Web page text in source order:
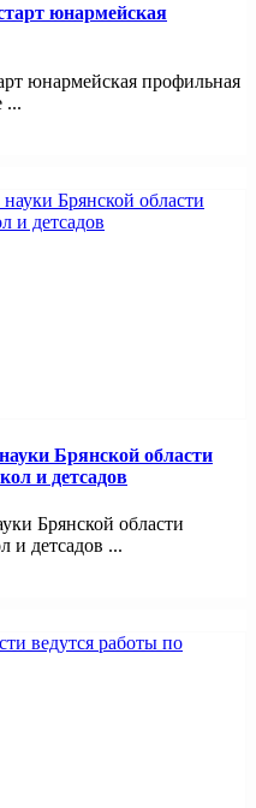
юнармейская
юнармейская профильная
...
Брянской области
и детсадов
Брянской области
и детсадов ...